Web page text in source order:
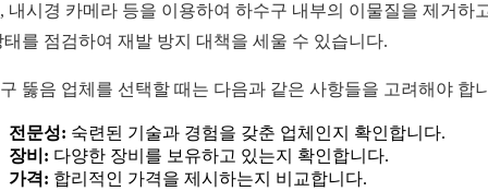
내시경 카메라 등을 이용하여 하수구 내부의 이물질을 제거하
태를 점검하여 재발 방지 대책을 세울 수 있습니다.
뚫음 업체를 선택할 때는 다음과 같은 사항들을 고려해야 합
전문성: 숙련된 기술과 경험을 갖춘 업체인지 확인합니다.
장비: 다양한 장비를 보유하고 있는지 확인합니다.
가격: 합리적인 가격을 제시하는지 비교합니다.